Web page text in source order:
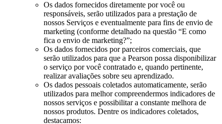
Os dados fornecidos diretamente por você ou
responsáveis, serão utilizados para a prestação de
nossos Serviços e eventualmente para fins de envio de
marketing (conforme detalhado na questão “E como
fica o envio de marketing?”;
Os dados fornecidos por parceiros comerciais, que
serão utilizados para que a Pearson possa disponibilizar
o serviço por você contratado e, quando pertinente,
realizar avaliações sobre seu aprendizado.
Os dados pessoais coletados automaticamente, serão
utilizados para melhor compreendermos indicadores de
nossos serviços e possibilitar a constante melhora de
nossos produtos. Dentre os indicadores coletados,
destacamos: